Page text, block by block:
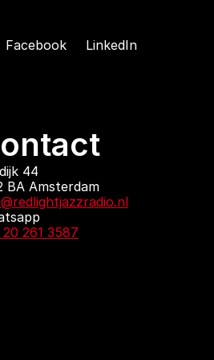
Facebook LinkedIn
44
BA Amsterdam
20 261 3587